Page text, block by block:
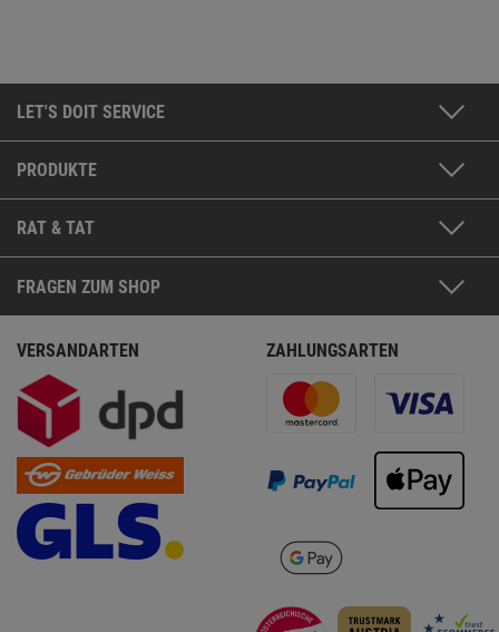
LET'S DOIT SERVICE
PRODUKTE
RAT & TAT
FRAGEN ZUM SHOP
VERSANDARTEN ZAHLUNGSARTEN